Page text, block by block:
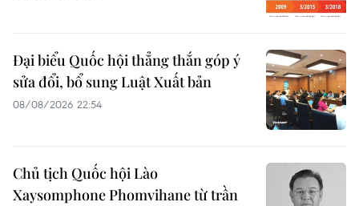
Đại biểu Quốc hội thẳng thắn góp ý
sửa đổi, bổ sung Luật Xuất bản
08/08/2026 22:54
Chủ tịch Quốc hội Lào
Xaysomphone Phomvihane từ trần